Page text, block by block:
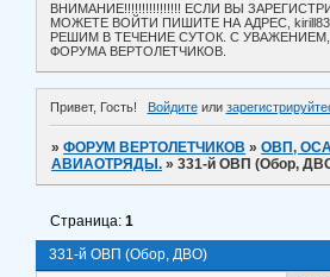
ВНИМАНИЕ!!!!!!!!!!!!!!!! ЕСЛИ ВЫ
МОЖЕТЕ ВОЙТИ ПИШИТЕ НА АДРЕС,
РЕШИМ В ТЕЧЕНИЕ СУТОК. С
ФОРУМА ВЕРТОЛЕТЧИКОВ.
Привет, Гость! Войдитеили
»ФОРУМ ВЕРТОЛЕТЧИКОВ »ОВП,
АВИАОТРЯДЫ. »331-й ОВП (Обор,
331-й ОВП (Обор, ДВО)
Страница:1